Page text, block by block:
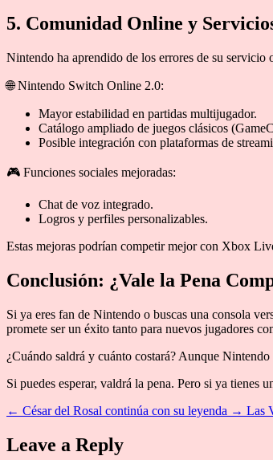
5. Comunidad Online y
Nintendo ha aprendido de los errores de su servicio
🌐 Nintendo Switch Online 2.0:
Mayor estabilidad en partidas multijugador.
Catálogo ampliado de juegos clásicos
Posible integración con plataformas de
🎮 Funciones sociales mejoradas:
Chat de voz integrado.
Logros y perfiles personalizables.
Estas mejoras podrían competir mejor con Xbox
Conclusión: ¿Vale la Pena
Si ya eres fan de Nintendo o buscas una consola
promete ser un éxito tanto para nuevos jugadores
¿Cuándo saldrá y cuánto costará? Aunque
Si puedes esperar, valdrá la pena. Pero si ya tienes
← César del Rosal continúa con su leyenda → Las
Leave a Reply